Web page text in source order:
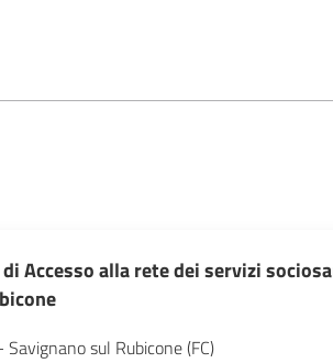
Accesso alla rete dei servizi
sul Rubicone (FC)